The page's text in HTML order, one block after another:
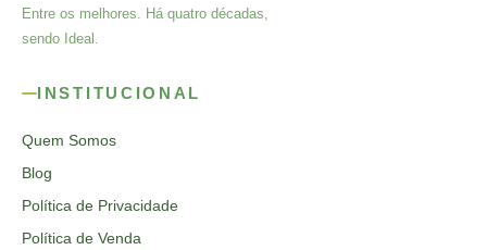
Entre os melhores. Há quatro décadas,
sendo Ideal.
INSTITUCIONAL
Quem Somos
Blog
Política de Privacidade
Política de Venda